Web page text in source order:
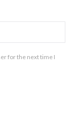
for the next time I